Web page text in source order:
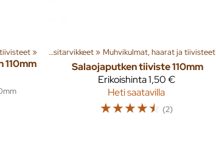
‪»
110mm
Salaoja- ja sadevesitarvikkeet‪» Muhvikulmat, haarat ja tiivisteet
Salaojaputken tiiviste 110mm
Erikoishinta1,50 €
Heti saatavilla
☆☆☆☆☆ (2)
ja tuotteita‪» Rakenna ‪» Jäte- ja sadevesi‪»